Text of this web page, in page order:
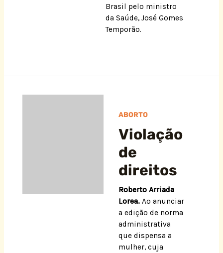
Brasil pelo ministro
da Saúde, José Gomes
Temporão.
ABORTO
Violação
de
direitos
Roberto Arriada
Lorea. Ao anunciar
a edição de norma
administrativa
que dispensa a
mulher, cuja